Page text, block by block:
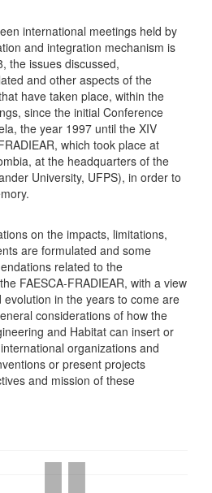
international meetings held by
and integration mechanism is
the issues discussed,
and other aspects of the
have taken place, within the
since the initial Conference
the year 1997 until the XIV
which took place at
at the headquarters of the
University, UFPS), in order to
on the impacts, limitations,
are formulated and some
related to the
FAESCA-FRADIEAR, with a view
in the years to come are
considerations of how the
and Habitat can insert or
organizations and
or present projects
and mission of these